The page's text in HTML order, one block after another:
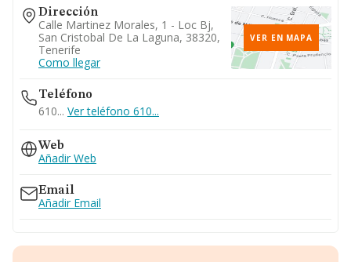
Dirección
Calle Martinez Morales, 1 - Loc Bj,
San Cristobal De La Laguna, 38320,
Tenerife
Como llegar
VER EN MAPA
Teléfono
610... Ver teléfono 610...
Web
Añadir Web
Email
Añadir Email